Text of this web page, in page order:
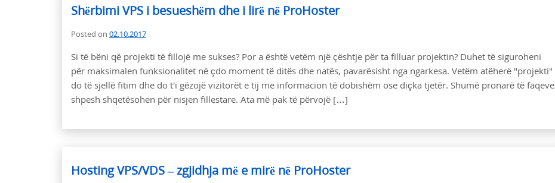
Shërbimi VPS i besueshëm dhe i lirë në ProHoster
Posted on 02.10.2017
Si të bëni që projekti të fillojë me sukses? Por a është vetëm një çështje për ta filluar projektin? Duhet të siguroheni
për maksimalen funksionalitet në çdo moment të ditës dhe natës, pavarësisht nga ngarkesa. Vetëm atëherë "projekti"
do të sjellë fitim dhe do t'i gëzojë vizitorët e tij me informacion të dobishëm ose diçka tjetër. Shumë pronarë të faqeve
shpesh shqetësohen për nisjen fillestare. Ata më pak të përvojë […]
Hosting VPS/VDS – zgjidhja më e mirë në ProHoster